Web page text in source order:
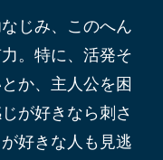
じみ、このへん
。特に、活発そ
か、主人公を困
が好きなら刺さ
好きな人も見逃